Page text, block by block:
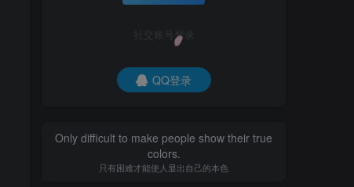
社交账号登录
QQ登录
Only difficult to make people show their true
colors.
只有困难才能使人显出自己的本色